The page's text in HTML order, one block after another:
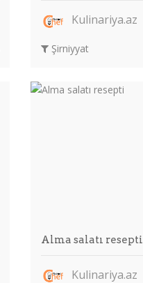
Kulinariya.az
Şirniyyat
Alma salatı resepti
Kulinariya.az